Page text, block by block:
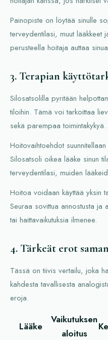
Painopiste on löytää sinulle
terveydentilasi, muut
perusteella hoitaja auttaa
3. Terapian
Silosatsolilla pyritään
tiloihin. Tämä voi tarkoittaa
sekä parempaa toimintakykyä.
Hoitovaihtoehdot
Silosatsoli oikea lääke sinun
terveydentilasi, muiden
Hoitoa voidaan käyttää yksin
Seuraa sovittua annostusta ja
tai haittavaikutuksia ilmenee.
4. Tärkeät erot
Tässä on tiivis vertailu, joka
kahdesta tavallisesta
eroja.
Lääke
Vaikutuksen
aloitus